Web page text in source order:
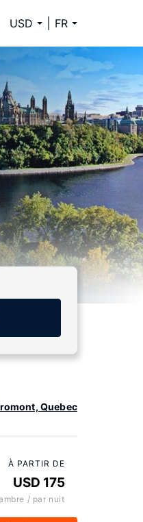
USD FR
Quebec
À PARTIR DE
USD 175
/ par nuit